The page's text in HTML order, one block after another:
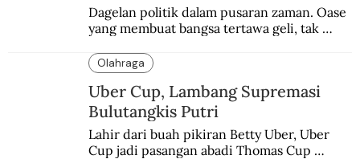
Dagelan politik dalam pusaran zaman. Oase
yang membuat bangsa tertawa geli, tak
Olahraga
Uber Cup, Lambang Supremasi
Bulutangkis Putri
Lahir dari buah pikiran Betty Uber, Uber
Cup jadi pasangan abadi Thomas Cup